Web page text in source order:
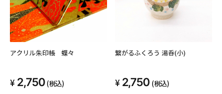
アクリル朱印帳 蝶々
2,750 (税込)
繋がるふくろう 湯呑(小)
2,750 (税込)